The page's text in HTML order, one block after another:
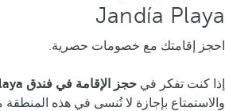
Jandía Playa
احجز إقامتك مع خصومات حصرية.
إذا كنت تفكر في حجز الإقامة في فندق Occidental Jandía Playa
والاستمتاع بإجازة لا تُنسى في هذه